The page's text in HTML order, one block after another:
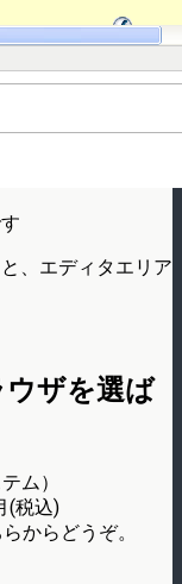
、エディタエリア
ウザを選ば
ム）
(税込)
からどうぞ。